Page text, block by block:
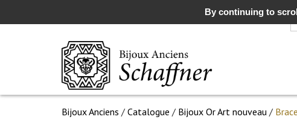
Bijoux Anciens / Catalogue / Bijoux Or Art nouveau /
By continuing to